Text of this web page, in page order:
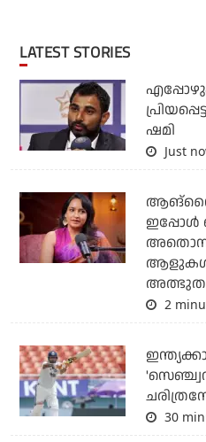
LATEST STORIES
ഷമി
Just
ഇപ്പോൾ
2
30